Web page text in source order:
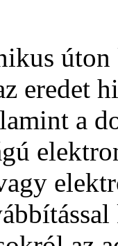
úton
eredet
a